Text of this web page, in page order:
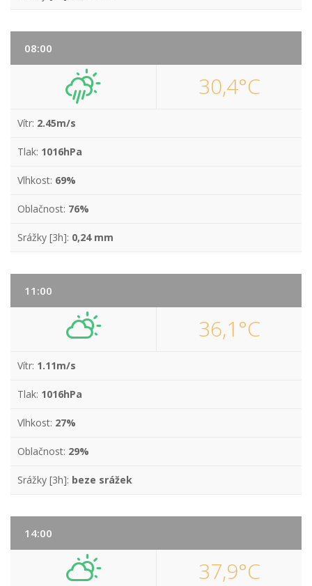
08:00
30,4°C
Vítr: 2.45m/s
Tlak: 1016hPa
Vlhkost: 69%
Oblačnost: 76%
Srážky [3h]: 0,24 mm
11:00
36,1°C
Vítr: 1.11m/s
Tlak: 1016hPa
Vlhkost: 27%
Oblačnost: 29%
Srážky [3h]: beze srážek
14:00
37,9°C